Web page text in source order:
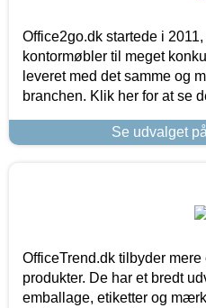
Office2go.dk startede i
kontormøbler til meget
leveret med det samme og
branchen. Klik her for at se
Se udvalget
OfficeTrend.dk tilbyder
produkter. De har et bredt
emballage, etiketter og